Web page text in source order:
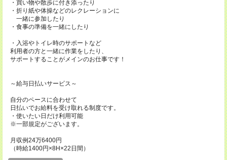
・買い物や散歩に付き添ったり
・折り紙や体操などのレクレーションに
一緒に参加したり
・食事の準備を一緒にしたり
・入浴やトイレ時のサポートなど
利用者の方と一緒に作業をしたり、
サポートすることがメインのお仕事です！
～給与日払いサービス～
自分のペースに合わせて
日払いでお給料を受け取れる制度です。
・使いたい日だけ利用可能
※一部規定がございます。
月収例24万6400円
（時給1400円×8H×22日間）